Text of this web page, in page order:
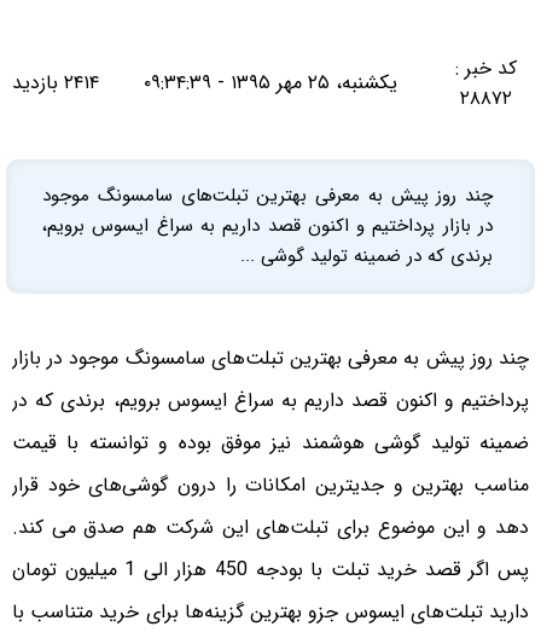
کد خبر :
۲۸۸۷۲
یکشنبه، ۲۵ مهر ۱۳۹۵ - ۰۹:۳۴:۳۹ ۲۴۱۴ بازدید
چند روز پیش به معرفی بهترین تبلت‌های سامسونگ موجود
در بازار پرداختیم و اکنون قصد داریم به سراغ ایسوس برویم،
برندی که در ضمینه تولید گوشی ...
چند روز پیش به معرفی بهترین تبلت‌های سامسونگ موجود در بازار
پرداختیم و اکنون قصد داریم به سراغ ایسوس برویم، برندی که در
ضمینه تولید گوشی هوشمند نیز موفق بوده و توانسته با قیمت
مناسب بهترین و جدیترین امکانات را درون گوشی‌های خود قرار
دهد و این موضوع برای تبلت‌های این شرکت هم صدق می کند.
پس اگر قصد خرید تبلت با بودجه 450 هزار الی 1 میلیون تومان
دارید تبلت‌های ایسوس جزو بهترین گزینه‌ها برای خرید متناسب با